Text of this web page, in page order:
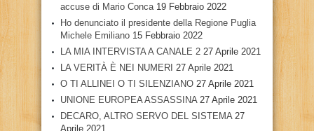
accuse di Mario Conca 19 Febbraio 2022
Ho denunciato il presidente della Regione Puglia
Michele Emiliano 15 Febbraio 2022
LA MIA INTERVISTA A CANALE 2 27 Aprile 2021
LA VERITÀ È NEI NUMERI 27 Aprile 2021
O TI ALLINEI O TI SILENZIANO 27 Aprile 2021
UNIONE EUROPEA ASSASSINA 27 Aprile 2021
DECARO, ALTRO SERVO DEL SISTEMA 27
Aprile 2021